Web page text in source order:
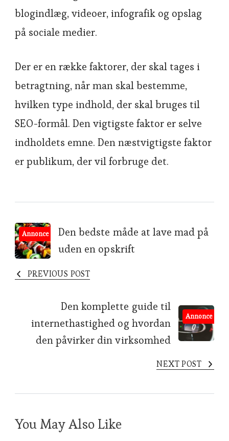
blogindlæg, videoer, infografik og opslag
på sociale medier.
Der er en række faktorer, der skal tages i
betragtning, når man skal bestemme,
hvilken type indhold, der skal bruges til
SEO-formål. Den vigtigste faktor er selve
indholdets emne. Den næstvigtigste faktor
er publikum, der vil forbruge det.
Post
Navigation
Annonce
Den bedste måde at lave mad på
uden en opskrift
PREVIOUS POST
Annonce
Den komplette guide til
internethastighed og hvordan
den påvirker din virksomhed
NEXT POST
You May Also Like